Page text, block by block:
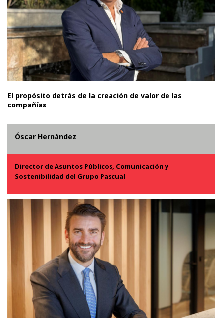
El propósito detrás de la creación de valor de las
compañías
Óscar Hernández
Director de Asuntos Públicos, Comunicación y
Sostenibilidad del Grupo Pascual